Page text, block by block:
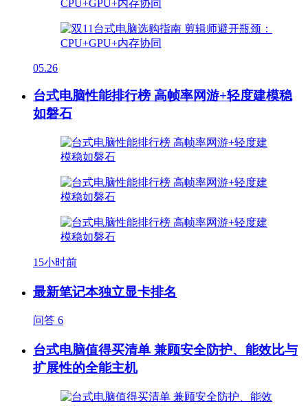
05.26
台式电脑性能排行榜 高帧率网游+轻度建模稳
如磐石
15小时前
最新笔记本独立显卡排名
问答 6
台式电脑值得买清单 兼顾安全防护、能效比与
扩展性的全能主机